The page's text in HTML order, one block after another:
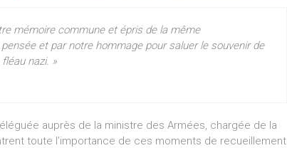
mémoire commune et épris de la même
et par notre hommage pour saluer le souvenir de
nazi. »
auprès de la ministre des Armées, chargée de la
toute l’importance de ces moments de recueillement